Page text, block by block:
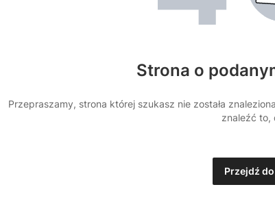
Strona o
Przepraszamy, strona której szukasz nie została
znaleźć to,
Przejdź